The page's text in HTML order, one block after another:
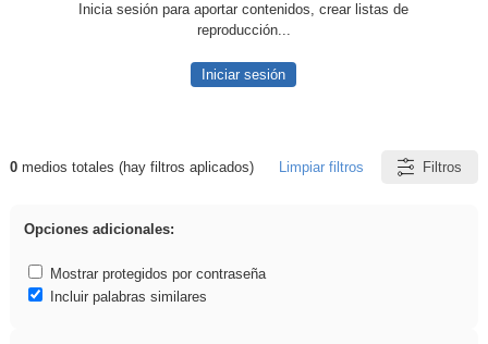
Inicia sesión para aportar contenidos, crear listas de
reproducción...
Iniciar sesión
Resultados de: gritar
0medios totales (hay filtros aplicados) Limpiar filtros Filtros
Opciones adicionales:
Mostrar protegidos por contraseña
Incluir palabras similares